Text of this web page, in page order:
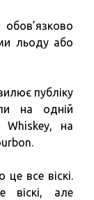
льоду або
публіку
на одній
Whiskey, на
все віскі.
віскі, але